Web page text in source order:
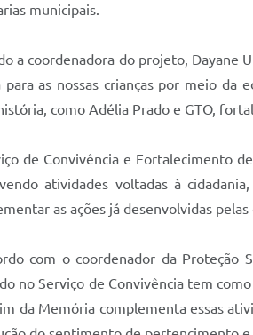
municipais.
a coordenadora do projeto, Dayane
para as nossas crianças por meio da
como Adélia Prado e GTO,
de Convivência e Fortalecimento
atividades voltadas à
as ações já desenvolvidas
com o coordenador da Proteção
no Serviço de Convivência tem
da Memória complementa essas